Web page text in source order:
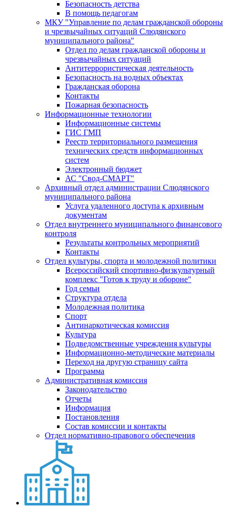
Безопасность детства
В помощь педагогам
МКУ "Управление по делам гражданской обороны
и чрезвычайных ситуаций Слюдянского
муниципального района"
Отдел по делам гражданской обороны и
чрезвычайных ситуаций
Антитеррористическая деятельность
Безопасность на водных объектах
Гражданская оборона
Контакты
Пожарная безопасность
Информационные технологии
Информационные системы
ГИС ГМП
Реестр территориального размещения
технических средств информационных
систем
Электронный бюджет
АС "Свод-СМАРТ"
Архивный отдел администрации Слюдянского
муниципального района
Услуга удаленного доступа к архивным
документам
Отдел внутреннего муниципального финансового
контроля
Результаты контрольных мероприятий
Контакты
Отдел культуры, спорта и молодежной политики
Всероссийский спортивно-физкультурный
комплекс "Готов к труду и обороне"
Год семьи
Структура отдела
Молодежная политика
Спорт
Антинаркотическая комиссия
Культура
Подведомственные учреждения культуры
Информационно-методические материалы
Переход на другую страницу сайта
Программа
Административная комиссия
Законодательство
Отчеты
Информация
Постановления
Состав комиссии и контакты
Отдел нормативно-правового обеспечения